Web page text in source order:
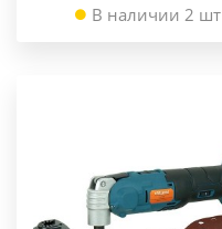
В наличии 2 шт